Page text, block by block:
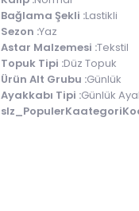
Bağlama Şekli :Lastikli
Sezon :Yaz
Astar Malzemesi :Tekstil
Topuk Tipi :Düz Topuk
Ürün Alt Grubu :Günlük
Ayakkabı Tipi :Günlük